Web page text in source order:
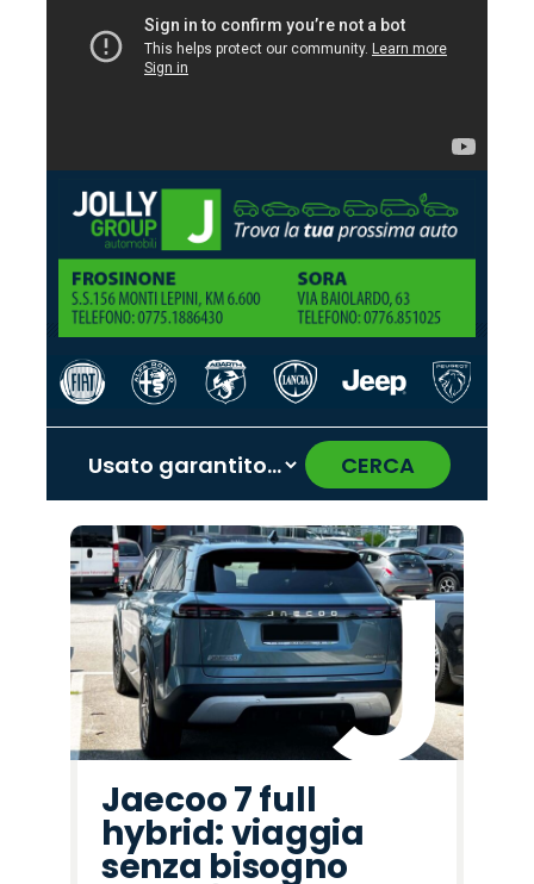
CERCA
Promo
Opel
Promo
Jaecoo
Promo
Lancia
Promo
Jeep
Promo
Land
Rover
Promo
Hyundai
Promo
Citroën
Promo
Peugeot
Promo
Cupra
Promo
Seat
Promo
Mazda
Promo
Alfa
Romeo
Promo
Fiat
Promo
Abarth
Promo
Omoda
‹ ›
Jaecoo 7 full
hybrid: viaggia
senza bisogno